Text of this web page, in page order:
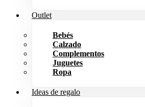
Outlet
Bebés
Calzado
Complementos
Juguetes
Ropa
Ideas de regalo